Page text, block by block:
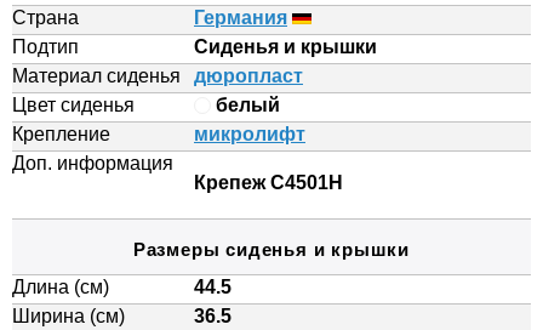
Страна
Германия
Подтип
Сиденья и крышки
Материал сиденья
дюропласт
Цвет сиденья
белый
Крепление
микролифт
Доп. информация
Крепеж C4501H
Размеры сиденья и крышки
Длина (см)
44.5
Ширина (см)
36.5